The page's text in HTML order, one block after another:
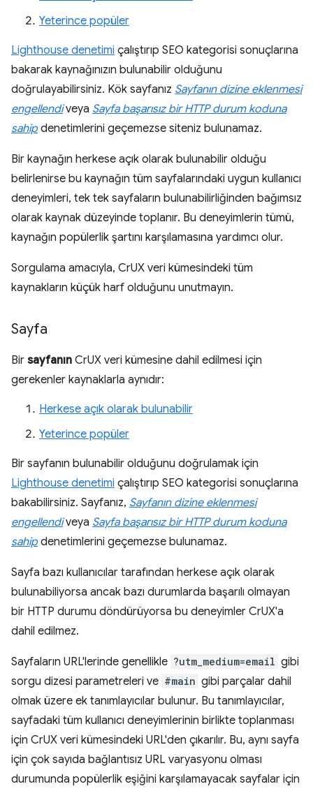
Yeterince popüler
Lighthouse denetimi çalıştırıp SEO kategorisi sonuçlarına
bakarak kaynağınızın bulunabilir olduğunu
doğrulayabilirsiniz. Kök sayfanız Sayfanın dizine eklenmesi
engellendiveya Sayfa başarısız bir HTTP durum koduna
sahipdenetimlerini geçemezse siteniz bulunamaz.
Bir kaynağın herkese açık olarak bulunabilir olduğu
belirlenirse bu kaynağın tüm sayfalarındaki uygun kullanıcı
deneyimleri, tek tek sayfaların bulunabilirliğinden bağımsız
olarak kaynak düzeyinde toplanır. Bu deneyimlerin tümü,
kaynağın popülerlik şartını karşılamasına yardımcı olur.
Sorgulama amacıyla, CrUX veri kümesindeki tüm
kaynakların küçük harf olduğunu unutmayın.
Sayfa
Bir sayfanın CrUX veri kümesine dahil edilmesi için
gerekenler kaynaklarla aynıdır:
Herkese açık olarak bulunabilir
Yeterince popüler
Bir sayfanın bulunabilir olduğunu doğrulamak için
Lighthouse denetimi çalıştırıp SEO kategorisi sonuçlarına
bakabilirsiniz. Sayfanız, Sayfanın dizine eklenmesi
engellendiveya Sayfa başarısız bir HTTP durum koduna
sahipdenetimlerini geçemezse bulunamaz.
Sayfa bazı kullanıcılar tarafından herkese açık olarak
bulunabiliyorsa ancak bazı durumlarda başarılı olmayan
bir HTTP durumu döndürüyorsa bu deneyimler CrUX'a
dahil edilmez.
Sayfaların URL'lerinde genellikle ?utm_medium=email gibi
sorgu dizesi parametreleri ve #main gibi parçalar dahil
olmak üzere ek tanımlayıcılar bulunur. Bu tanımlayıcılar,
sayfadaki tüm kullanıcı deneyimlerinin birlikte toplanması
için CrUX veri kümesindeki URL'den çıkarılır. Bu, aynı sayfa
için çok sayıda bağlantısız URL varyasyonu olması
durumunda popülerlik eşiğini karşılamayacak sayfalar için